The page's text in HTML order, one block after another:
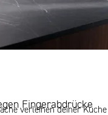
Fingerabdrücke
verleihen deiner Küche